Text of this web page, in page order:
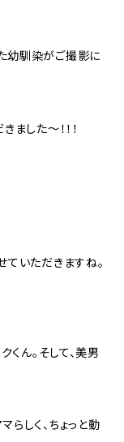
幼馴染がご撮影に
ました〜！！！
ていただきますね。
ん。そして、美男
しく、ちょっと動